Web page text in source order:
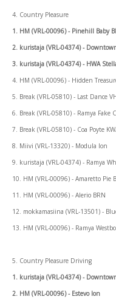
4. Country Pleasure
1. HM (VRL-00096) - Pinehill Baby
2. kuristaja (VRL-04374) -
3. kuristaja (VRL-04374) - HWA
4. HM (VRL-00096) - Hidden
5. Break (VRL-05810) - Last Dance
6. Break (VRL-05810) - Ramya Fake
7. Break (VRL-05810) - Coa Poyte
8. Miivi (VRL-13320) - Modula Ion
9. kuristaja (VRL-04374) - Ramya
10. HM (VRL-00096) - Amaretto Pie
11. HM (VRL-00096) - Alerio BRN
12. mokkamasiina (VRL-13501) -
13. HM (VRL-00096) - Ramya
5. Country Pleasure Driving
1. kuristaja (VRL-04374) -
2. HM (VRL-00096) - Estevo Ion